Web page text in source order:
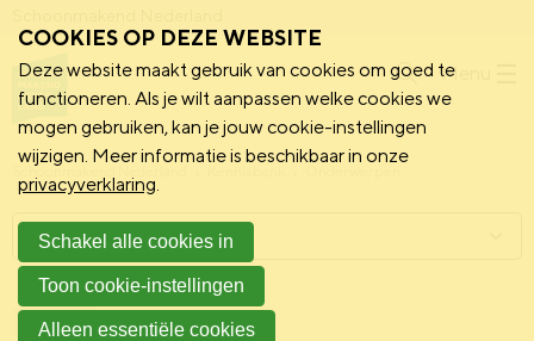
Menu
Schoonmakend Nederland
Vereniging 22 februari 2022
Menu
COOKIES OP DEZE WEBSITE
Deze website maakt gebruik van cookies om goed te
functioneren. Als je wilt aanpassen welke cookies we
mogen gebruiken, kan je jouw cookie-instellingen
wijzigen. Meer informatie is beschikbaar in onze
privacyverklaring.
Schakel alle cookies in
Toon cookie-instellingen
Alleen essentiële cookies